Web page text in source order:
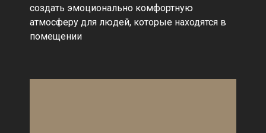
создать эмоционально комфортную
атмосферу для людей, которые находятся в
помещении